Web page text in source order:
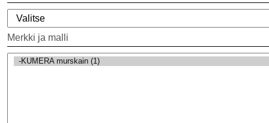
Merkki ja malli